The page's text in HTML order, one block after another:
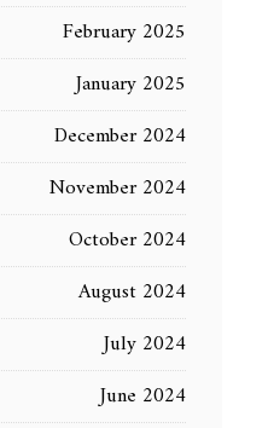
February 2025
January 2025
December 2024
November 2024
October 2024
August 2024
July 2024
June 2024